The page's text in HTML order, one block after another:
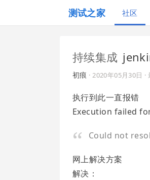
测试之家 社区
持续集成
初痕 ·2020年05月30日 ·
执行到此一直报错
Execution failed
Could not
网上解决方案
解决：